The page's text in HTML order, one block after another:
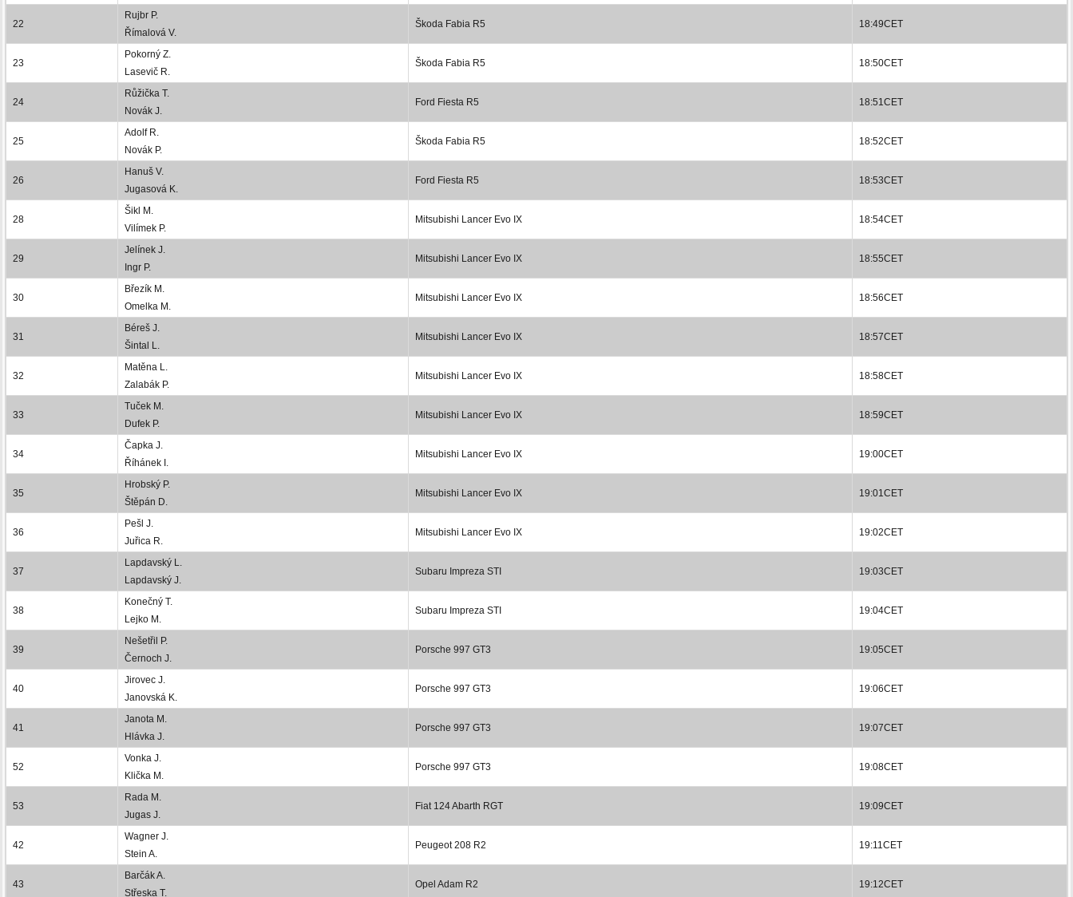
22
Rujbr P.
Římalová V.
Škoda Fabia R5 18:49CET
23
Pokorný Z.
Lasevič R.
Škoda Fabia R5 18:50CET
24
Růžička T.
Novák J.
Ford Fiesta R5 18:51CET
25
Adolf R.
Novák P.
Škoda Fabia R5 18:52CET
26
Hanuš V.
Jugasová K.
Ford Fiesta R5 18:53CET
28
Šikl M.
Vilímek P.
Mitsubishi Lancer Evo IX 18:54CET
29
Jelínek J.
Ingr P.
Mitsubishi Lancer Evo IX 18:55CET
30
Březík M.
Omelka M.
Mitsubishi Lancer Evo IX 18:56CET
31
Béreš J.
Šintal L.
Mitsubishi Lancer Evo IX 18:57CET
32
Matěna L.
Zalabák P.
Mitsubishi Lancer Evo IX 18:58CET
33
Tuček M.
Dufek P.
Mitsubishi Lancer Evo IX 18:59CET
34
Čapka J.
Říhánek I.
Mitsubishi Lancer Evo IX 19:00CET
35
Hrobský P.
Štěpán D.
Mitsubishi Lancer Evo IX 19:01CET
36
Pešl J.
Juřica R.
Mitsubishi Lancer Evo IX 19:02CET
37
Lapdavský L.
Lapdavský J.
Subaru Impreza STI 19:03CET
38
Konečný T.
Lejko M.
Subaru Impreza STI 19:04CET
39
Nešetřil P.
Černoch J.
Porsche 997 GT3 19:05CET
40
Jirovec J.
Janovská K.
Porsche 997 GT3 19:06CET
41
Janota M.
Hlávka J.
Porsche 997 GT3 19:07CET
52
Vonka J.
Klička M.
Porsche 997 GT3 19:08CET
53
Rada M.
Jugas J.
Fiat 124 Abarth RGT 19:09CET
42
Wagner J.
Stein A.
Peugeot 208 R2 19:11CET
43
Barčák A.
Střeska T.
Opel Adam R2 19:12CET